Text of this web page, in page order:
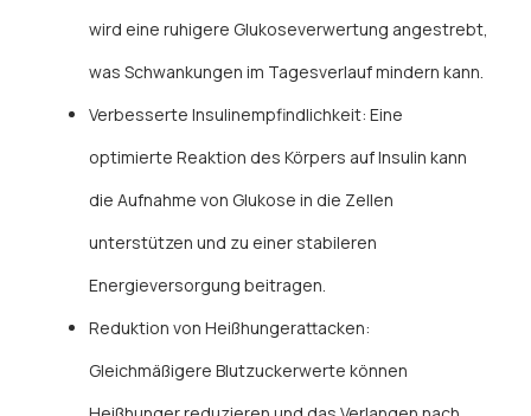
wird eine ruhigere Glukoseverwertung angestrebt,
was Schwankungen im Tagesverlauf mindern kann.
Verbesserte Insulinempfindlichkeit: Eine
optimierte Reaktion des Körpers auf Insulin kann
die Aufnahme von Glukose in die Zellen
unterstützen und zu einer stabileren
Energieversorgung beitragen.
Reduktion von Heißhungerattacken:
Gleichmäßigere Blutzuckerwerte können